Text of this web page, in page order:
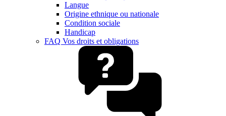
Langue
Origine ethnique ou nationale
Condition sociale
Handicap
FAQ Vos droits et obligations